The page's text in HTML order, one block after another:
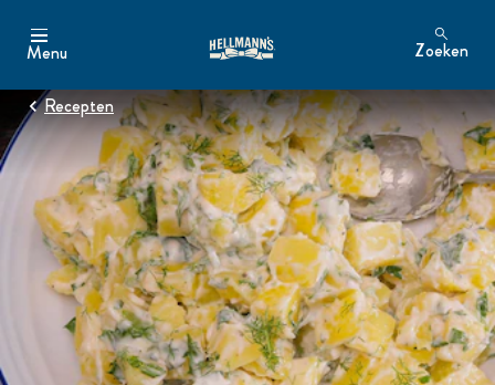
Menu Zoeken
Zoeken
Recepten